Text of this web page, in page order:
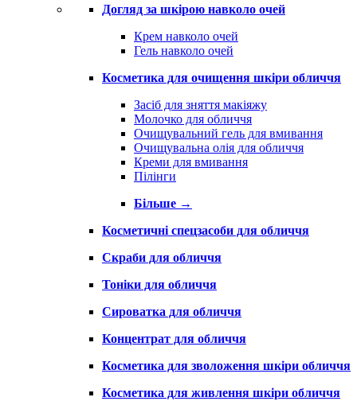
Догляд за шкірою навколо очей
Крем навколо очей
Гель навколо очей
Косметика для очищення шкіри обличчя
Засіб для зняття макіяжу
Молочко для обличчя
Очищувальний гель для вмивання
Очищувальна олія для обличчя
Креми для вмивання
Пілінги
Більше →
Косметичні спецзасоби для обличчя
Скраби для обличчя
Тоніки для обличчя
Сироватка для обличчя
Концентрат для обличчя
Косметика для зволоження шкіри обличчя
Косметика для живлення шкіри обличчя